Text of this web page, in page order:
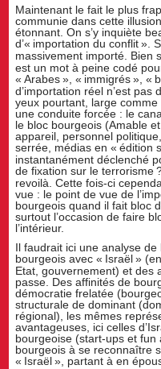
Maintenant le fait le plus
communie dans cette
étonnant. On s’y inquiète
d’« importation du conflit ».
massivement importé. Bien
est un mot à peine codé
« Arabes », « immigrés », «
d’importation réel n’est
yeux pourtant, large
une conduite forcée : le
le bloc bourgeois (Amable
appareil, personnel
serrée, médias en « édition
instantanément déclenché
de fixation sur le terrorisme
revoilà. Cette fois-ci
vue : le point de vue de
bourgeois quand il fait bloc
surtout l’occasion de faire
l’intérieur.
Il faudrait ici une analyse
bourgeois avec « Israël »
Etat, gouvernement) et des
passe. Des affinités de
démocratie frelatée
structurale de dominant
régional), les mêmes
avantageuses, ici celles
bourgeoise (start-ups et fun
bourgeois à se reconnaître
« Israël », partant à en